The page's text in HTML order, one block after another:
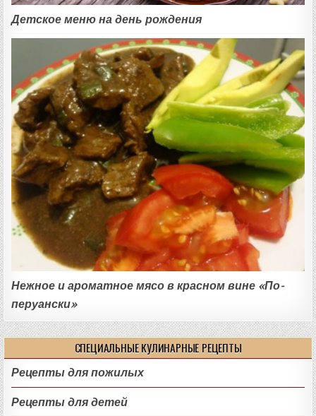
Детское меню на день рождения
Нежное и ароматное мясо в красном вине «По-
перуански»
СПЕЦИАЛЬНЫЕ КУЛИНАРНЫЕ РЕЦЕПТЫ
Рецепты для пожилых
Рецепты для детей